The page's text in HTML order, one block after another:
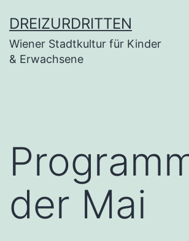
Inhalt
springen
DREIZURDRITTEN
Wiener Stadtkultur für Kinder
& Erwachsene
der Mai